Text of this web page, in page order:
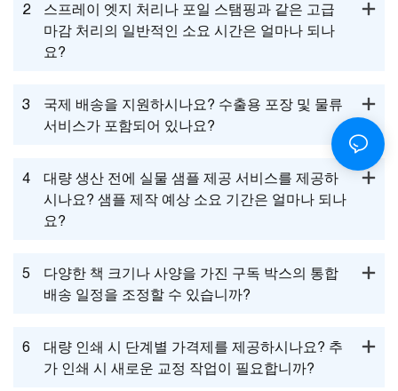
2
스프레이 엣지 처리나 포일 스탬핑과 같은 고급
마감 처리의 일반적인 소요 시간은 얼마나 되나
요?
3
국제 배송을 지원하시나요? 수출용 포장 및 물류
서비스가 포함되어 있나요?
4
대량 생산 전에 실물 샘플 제공 서비스를 제공하
시나요? 샘플 제작 예상 소요 기간은 얼마나 되나
요?
5
다양한 책 크기나 사양을 가진 구독 박스의 통합
배송 일정을 조정할 수 있습니까?
6
대량 인쇄 시 단계별 가격제를 제공하시나요? 추
가 인쇄 시 새로운 교정 작업이 필요합니까?